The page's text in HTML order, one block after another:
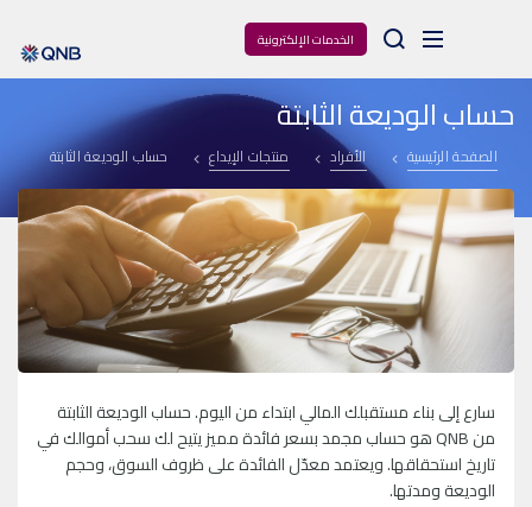
الخدمات الإلكترونية Arama
حساب الوديعة الثابتة
الصفحة الرئيسية الأفراد منتجات الإيداع حساب الوديعة الثابتة
سارع إلى بناء مستقبلك المالي ابتداء من اليوم. حساب الوديعة الثابتة
منQNBهو حساب مجمد بسعر فائدة مميز يتيح لك سحب أموالك في
تاريخ استحقاقها. ويعتمد معدّل الفائدة على ظروف السوق، وحجم
الوديعة ومدتها.